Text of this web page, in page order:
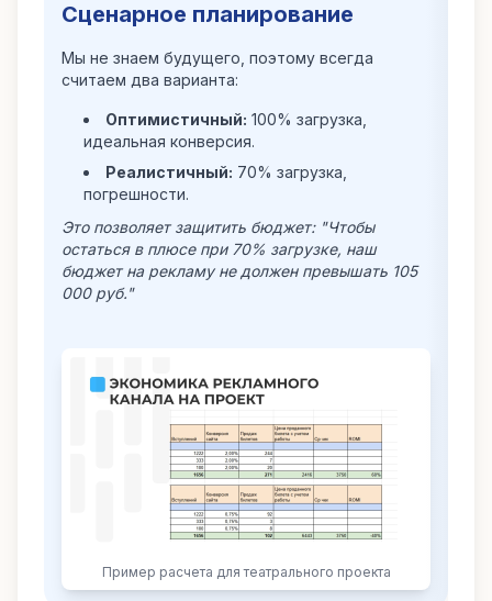
Сценарное планирование
Мы не знаем будущего, поэтому всегда
считаем два варианта:
Оптимистичный: 100% загрузка,
идеальная конверсия.
Реалистичный: 70% загрузка,
погрешности.
Это позволяет защитить бюджет: "Чтобы
остаться в плюсе при 70% загрузке, наш
бюджет на рекламу не должен превышать 105
000 руб."
Пример расчета для театрального проекта